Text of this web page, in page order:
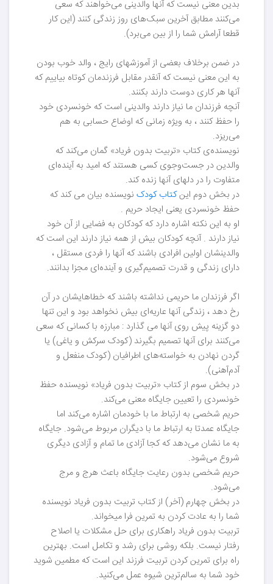
بدین معنی نیست که آنها والدینی می‌خواهند که سعی
می‌کنند مطابق آخرین سبک‌های روز زندگی کنند (این کار
قطعا آرامش شما را از بین می‌برد).
در ضمن برخلاف بعضی از آموزشهای رایج ، والد خوب بودن
به این معنی نیست که آنقدر مقابل فرزندمان کوتاه بیاییم که
آنها هر کاری دوست دارند بکنند.
آنچه فرزندان ما نیاز دارند والدینی است که خونسردی خود
را حفظ کنند ، به ویژه زمانی که اوضاع حسابی به هم
می‌ریزد.
نویسنده‌ی کتاب «تربیت بدون فریاد» گمان می‌کند که
والدین در جست‌وجوی کسی هستند که امید به آینده‌ای
متفاوت را در دلهای آنها زنده کند.
در بخش دوم اینکتاب کودک نویسنده بیان می کند که
حفظ خونسردی یعنی ایجاد حریم .
او به این نکته اشاره دارد که کودکان به فضایی از آن خود
نیاز دارند . آنچه کودکان بیش از همه نیاز دارند این است که
والدینشان اولین افرادی باشند که آنها را فردی مستقل ،
دارای زندگی و قدرت تصمیم‌گیری و آینده‌ای مجزا بدانند.
اگر فرزندان ما حریمی نداشته باشند که خطاهایشان در آن
رخ دهد ، زندگی آنها عاریه‌ای بیش نخواهد بود و این تنها
دو گزینه پیش روی آنها می گذارد : مبارزه با کسانی که سعی
می‌کنند برای آنها تصمیم بگیرند (کودک سرکش و یاغی) یا
گردن نهادن به خواسته‌های اطرافیان (کودک منفعل و
آدم‌آهنی).
در بخش سوم از کتاب «تربیت بدون فریاد» نویسنده حفظ
خونسردی را تعیین جایگاه معنی می‌کند.
حریم شخصی به ارتباط ما با خودمان اشاره می‌کند اما
جایگاه عمدتا به ارتباط ما با دیگران مربوط می‌شود. جایگاه
به ما نشان می‌دهد که کجا آزادی ما تمام و آزادی دیگری
شروع می‌شود.
حریم شخصی بدون رعایت جایگاه باعث هرج و مرج
می‌شود.
در بخش چهارم (آخر) از کتاب تربیت بدون فریاد نویسنده
شما را به عادت کردن به تمرین فرا میخواند.
تربیت بدون فریاد راهکاری برای حل مشکلات یا اصلاح
رفتار نیست. بلکه روشی برای رشد و تکامل است. بهترین
راه برای تمرین کردن تربیت فرزند این است که مطمین شوید
خود شما به سالم‌ترین شیوه عمل می‌کنید.